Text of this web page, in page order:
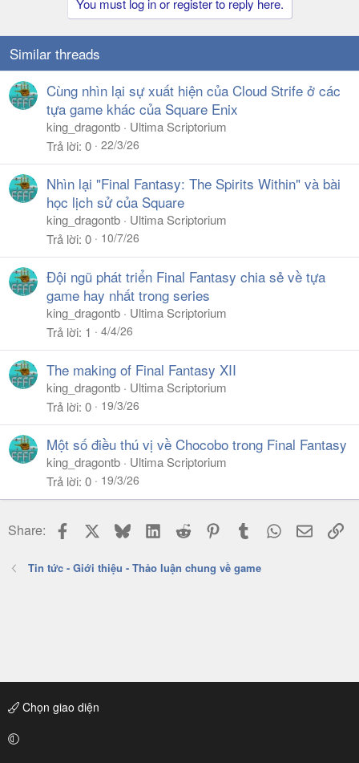
s
:
You must log in or register to reply here.
Similar threads
Cùng nhìn lại sự xuất hiện của Cloud Strife ở các
tựa game khác của Square Enix
king_dragontb
Ultima Scriptorium
Trả lời 0 22/3/26
Nhìn lại "Final Fantasy: The Spirits Within" và bài
học lịch sử của Square
king_dragontb
Ultima Scriptorium
Trả lời 0 10/7/26
Đội ngũ phát triển Final Fantasy chia sẻ về tựa
game hay nhất trong series
king_dragontb
Ultima Scriptorium
Trả lời 1 4/4/26
The making of Final Fantasy XII
king_dragontb
Ultima Scriptorium
Trả lời 0 19/3/26
Một số điều thú vị về Chocobo trong Final Fantasy
king_dragontb
Ultima Scriptorium
Trả lời 0 19/3/26
Share: Facebook BlueskyLinkedIn
Reddit PinterestTumblr WhatsApp
Email
Tin tức - Giới thiệu - Thảo luận chung về game
Chọn giao diện